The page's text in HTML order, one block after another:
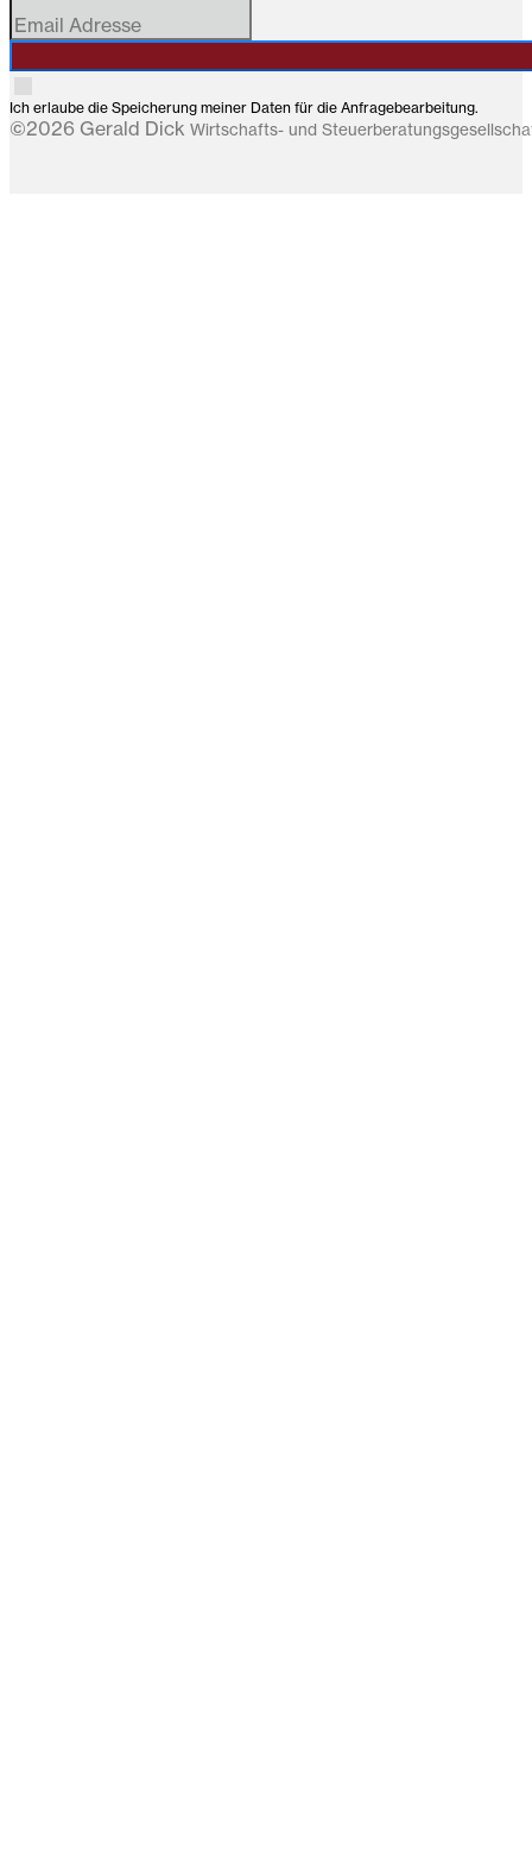
Ich erlaube die Speicherung meiner Daten für die Anfragebearbeitung.
©2026 Gerald Dick Wirtschafts- und